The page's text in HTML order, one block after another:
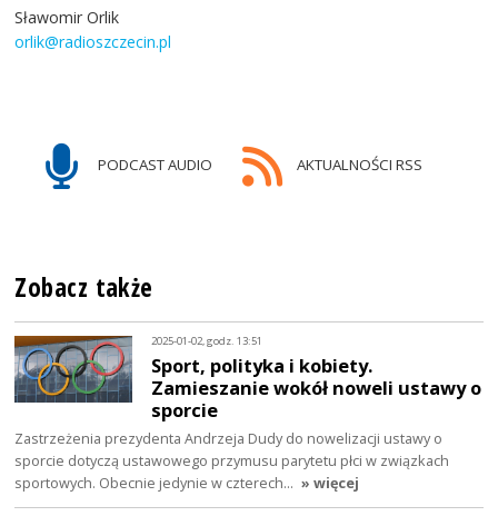
Sławomir Orlik
orlik@radioszczecin.pl
PODCAST AUDIO AKTUALNOŚCI RSS
Zobacz także
2025-01-02, godz. 13:51
Sport, polityka i kobiety.
Zamieszanie wokół noweli ustawy o
sporcie
Zastrzeżenia prezydenta Andrzeja Dudy do nowelizacji ustawy o
sporcie dotyczą ustawowego przymusu parytetu płci w związkach
sportowych. Obecnie jedynie w czterech… » więcej